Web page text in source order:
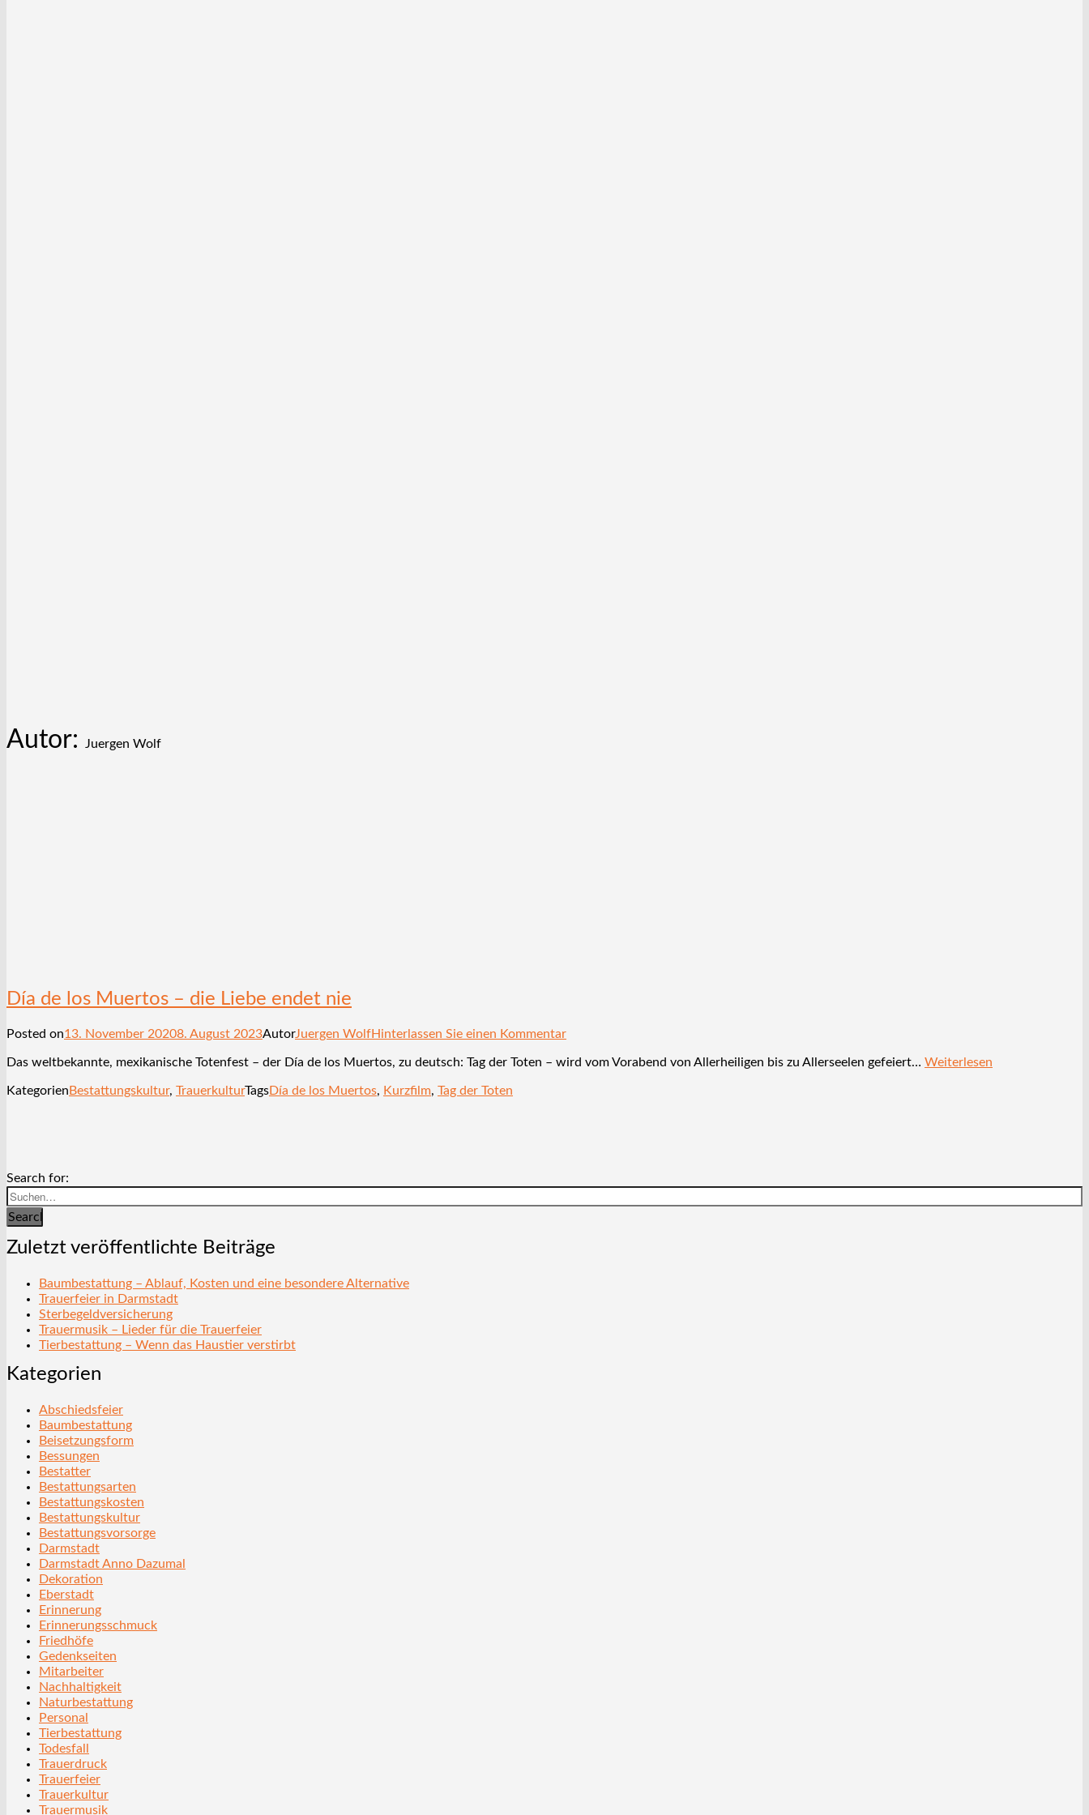
Autor: Juergen Wolf
Día de los Muertos – die Liebe endet nie
Posted on13. November 20208. August 2023AutorJuergen WolfHinterlassen Sie einen Kommentar
Das weltbekannte, mexikanische Totenfest – der Día de los Muertos, zu deutsch: Tag der Toten – wird vom Vorabend von Allerheiligen bis zu Allerseelen gefeiert… Weiterlesen
Kategorien Bestattungskultur, TrauerkulturTagsDía de los Muertos, Kurzfilm, Tag der Toten
Search for:
Search
Zuletzt veröffentlichte Beiträge
Baumbestattung – Ablauf, Kosten und eine besondere Alternative
Trauerfeier in Darmstadt
Sterbegeldversicherung
Trauermusik – Lieder für die Trauerfeier
Tierbestattung – Wenn das Haustier verstirbt
Kategorien
Abschiedsfeier
Baumbestattung
Beisetzungsform
Bessungen
Bestatter
Bestattungsarten
Bestattungskosten
Bestattungskultur
Bestattungsvorsorge
Darmstadt
Darmstadt Anno Dazumal
Dekoration
Eberstadt
Erinnerung
Erinnerungsschmuck
Friedhöfe
Gedenkseiten
Mitarbeiter
Nachhaltigkeit
Naturbestattung
Personal
Tierbestattung
Todesfall
Trauerdruck
Trauerfeier
Trauerkultur
Trauermusik